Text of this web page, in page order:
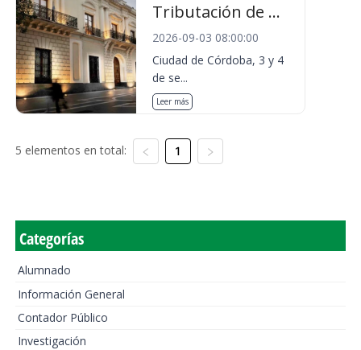
Tributación de ...
2026-09-03 08:00:00
Ciudad de Córdoba, 3 y 4
de se...
Leer más
5 elementos en total: 1
Categorías
Alumnado
Información General
Contador Público
Investigación